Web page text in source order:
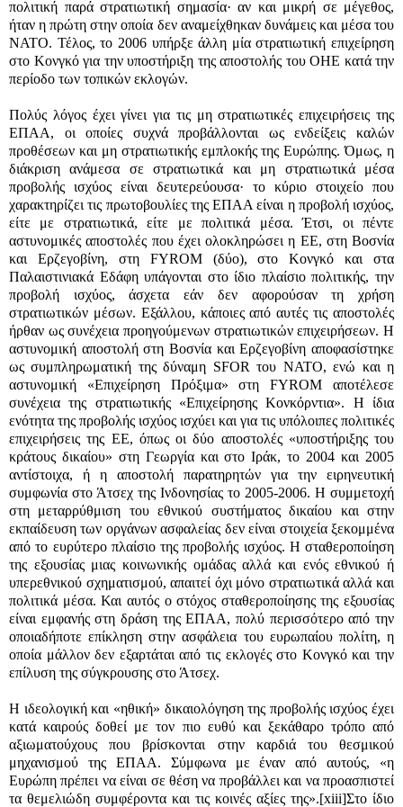
πολιτική παρά στρατιωτική σημασία· αν και μικρή σε μέγεθος,
ήταν η πρώτη στην οποία δεν αναμείχθηκαν δυνάμεις και μέσα του
ΝΑΤΟ. Τέλος, το 2006 υπήρξε άλλη μία στρατιωτική επιχείρηση
στο Κονγκό για την υποστήριξη της αποστολής του ΟΗΕ κατά την
περίοδο των τοπικών εκλογών.
Πολύς λόγος έχει γίνει για τις μη στρατιωτικές επιχειρήσεις της
ΕΠΑΑ, οι οποίες συχνά προβάλλονται ως ενδείξεις καλών
προθέσεων και μη στρατιωτικής εμπλοκής της Ευρώπης. Όμως, η
διάκριση ανάμεσα σε στρατιωτικά και μη στρατιωτικά μέσα
προβολής ισχύος είναι δευτερεύουσα· το κύριο στοιχείο που
χαρακτηρίζει τις πρωτοβουλίες της ΕΠΑΑ είναι η προβολή ισχύος,
είτε με στρατιωτικά, είτε με πολιτικά μέσα. Έτσι, οι πέντε
αστυνομικές αποστολές που έχει ολοκληρώσει η ΕΕ, στη Βοσνία
και Ερζεγοβίνη, στη FYROM (δύο), στο Κονγκό και στα
Παλαιστινιακά Εδάφη υπάγονται στο ίδιο πλαίσιο πολιτικής, την
προβολή ισχύος, άσχετα εάν δεν αφορούσαν τη χρήση
στρατιωτικών μέσων. Εξάλλου, κάποιες από αυτές τις αποστολές
ήρθαν ως συνέχεια προηγούμενων στρατιωτικών επιχειρήσεων. Η
αστυνομική αποστολή στη Βοσνία και Ερζεγοβίνη αποφασίστηκε
ως συμπληρωματική της δύναμη SFORτου ΝΑΤΟ, ενώ και η
αστυνομική «Επιχείρηση Πρόξιμα» στηFYROMαποτέλεσε
συνέχεια της στρατιωτικής «ΕπιχείρησηςΚονκόρντια». Η ίδια
ενότητα της προβολής ισχύος ισχύει και για τις υπόλοιπες πολιτικές
επιχειρήσεις της ΕΕ, όπως οι δύο αποστολές «υποστήριξης του
κράτους δικαίου» στη Γεωργία και στο Ιράκ, το 2004 και 2005
αντίστοιχα, ή η αποστολή παρατηρητών για την ειρηνευτική
συμφωνία στο Άτσεχ της Ινδονησίας το 2005-2006. Η συμμετοχή
στη μεταρρύθμιση του εθνικού συστήματος δικαίου και στην
εκπαίδευση των οργάνων ασφαλείας δεν είναι στοιχεία ξεκομμένα
από το ευρύτερο πλαίσιο της προβολής ισχύος. Η σταθεροποίηση
της εξουσίας μιας κοινωνικής ομάδας αλλά και ενός εθνικού ή
υπερεθνικού σχηματισμού, απαιτεί όχι μόνο στρατιωτικά αλλά και
πολιτικά μέσα. Και αυτός ο στόχος σταθεροποίησης της εξουσίας
είναι εμφανής στη δράση της ΕΠΑΑ, πολύ περισσότερο από την
οποιαδήποτε επίκληση στην ασφάλεια του ευρωπαίου πολίτη, η
οποία μάλλον δεν εξαρτάται από τις εκλογές στο Κονγκό και την
επίλυση της σύγκρουσης στο Άτσεχ.
Η ιδεολογική και «ηθική» δικαιολόγηση της προβολής ισχύος έχει
κατά καιρούς δοθεί με τον πιο ευθύ και ξεκάθαρο τρόπο από
αξιωματούχους που βρίσκονται στην καρδιά του θεσμικού
μηχανισμού της ΕΠΑΑ. Σύμφωνα με έναν από αυτούς, «η
Ευρώπη πρέπει να είναι σε θέση να προβάλλει και να προασπιστεί
τα θεμελιώδη συμφέροντα και τις κοινές αξίες της».[xiii]Στο ίδιο